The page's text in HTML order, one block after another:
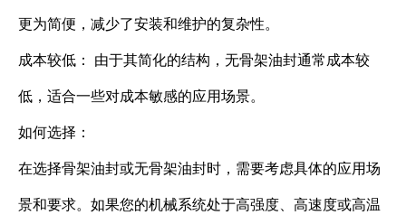
更为简便，减少了安装和维护的复杂性。
成本较低： 由于其简化的结构，无骨架油封通常成本较
低，适合一些对成本敏感的应用场景。
如何选择：
在选择骨架油封或无骨架油封时，需要考虑具体的应用场
景和要求。如果您的机械系统处于高强度、高速度或高温